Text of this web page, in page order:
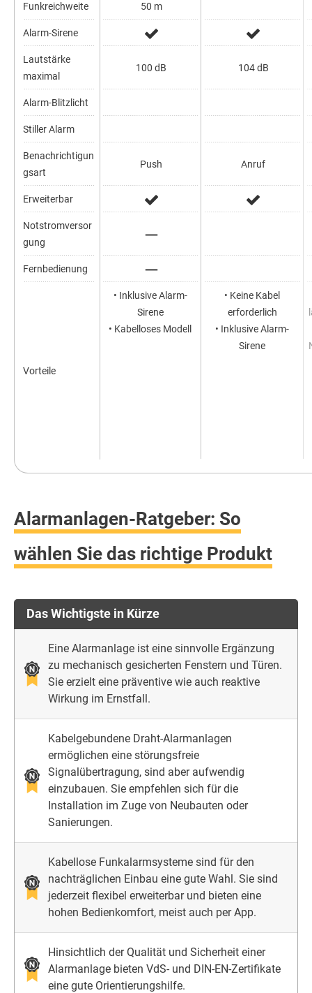
Funkreichweite
Alarm-Sirene
Lautstärke
maximal
Alarm-Blitzlicht
Stiller Alarm
Benachrichtigun
gsart
Erweiterbar
Notstromversor
gung
Fernbedienung
Vorteile
50 m
100 dB
Push
• Inklusive Alarm-
Sirene
• Kabelloses Modell
104 dB
Anruf
• Keine Kabel
erforderlich
• Inklusive Alarm-
Sirene
Alarmanlagen-Ratgeber: So
wählen Sie das richtige Produkt
Das Wichtigste in Kürze
Eine Alarmanlage ist eine sinnvolle Ergänzung
zu mechanisch gesicherten Fenstern und Türen.
Sie erzielt eine präventive wie auch reaktive
Wirkung im Ernstfall.
Kabelgebundene Draht-Alarmanlagen
ermöglichen eine störungsfreie
Signalübertragung, sind aber aufwendig
einzubauen. Sie empfehlen sich für die
Installation im Zuge von Neubauten oder
Sanierungen.
Kabellose Funkalarmsysteme sind für den
nachträglichen Einbau eine gute Wahl. Sie sind
jederzeit flexibel erweiterbar und bieten eine
hohen Bedienkomfort, meist auch per App.
Hinsichtlich der Qualität und Sicherheit einer
Alarmanlage bieten VdS- und DIN-EN-Zertifikate
eine gute Orientierungshilfe.